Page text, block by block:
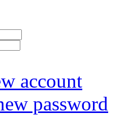
account
password